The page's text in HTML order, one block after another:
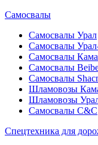
Самосвалы
Самосвалы Урал
Самосвалы
Самосвалы
Самосвалы
Самосвалы
Шламовозы
Шламовозы
Самосвалы C&C
Спецтехника для